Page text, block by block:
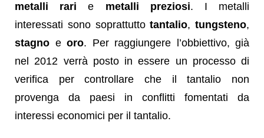
metalli rari e metalli preziosi. I metalli
interessati sono soprattuttotantalio, tungsteno,
stagno e oro. Per raggiungere l’obbiettivo, già
nel 2012 verrà posto in essere un processo di
verifica per controllare che il tantalio non
provenga da paesi in conflitti fomentati da
interessi economici per il tantalio.